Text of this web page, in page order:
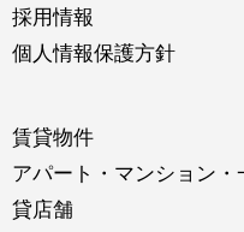
採用情報
個人情報保護方針
賃貸物件
アパート・マンション・
貸店舗